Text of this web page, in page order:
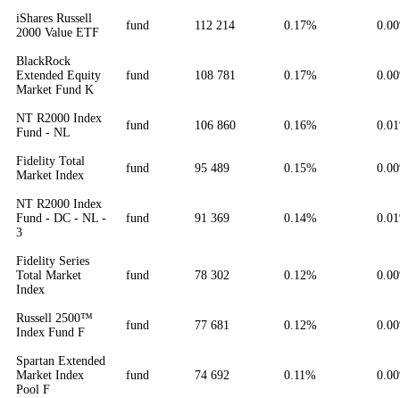
iShares Russell
2000 Value ETF
fund 112 214 0.17%
BlackRock
Extended Equity
Market Fund K
fund 108 781 0.17%
NT R2000 Index
Fund - NL
fund 106 860 0.16%
Fidelity Total
Market Index
fund 95 489 0.15%
NT R2000 Index
Fund - DC - NL -
3
fund 91 369 0.14%
Fidelity Series
Total Market
Index
fund 78 302 0.12%
Russell 2500™
Index Fund F
fund 77 681 0.12%
Spartan Extended
Market Index
Pool F
fund 74 692 0.11%